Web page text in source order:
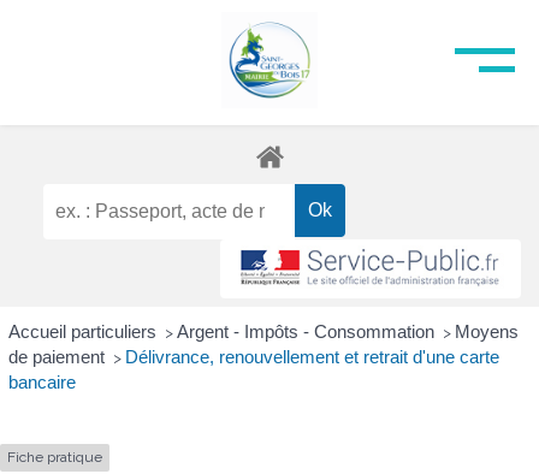
Accueil particuliers > Argent - Impôts - Consommation > Moyens
de paiement > Délivrance, renouvellement et retrait d'une carte
bancaire
Fiche pratique